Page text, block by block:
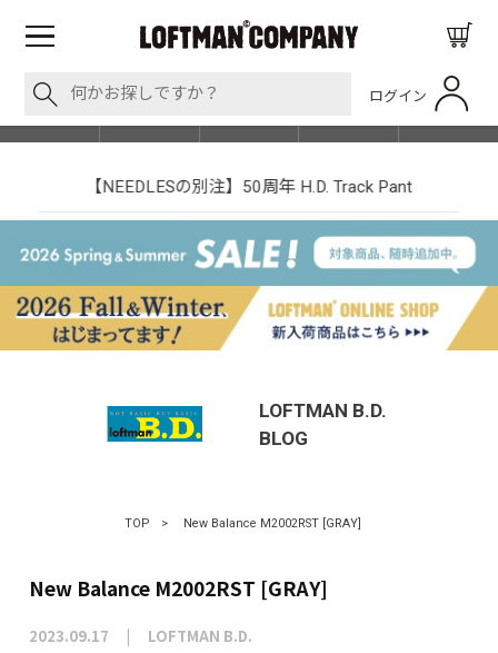
ログイン
SHOP LIST
【NEEDLESの別注】50周年 H.D. Track Pant
LOFTMAN B.D.
BLOG
TOP > New Balance M2002RST [GRAY]
New Balance M2002RST [GRAY]
2023.09.17 LOFTMAN B.D.